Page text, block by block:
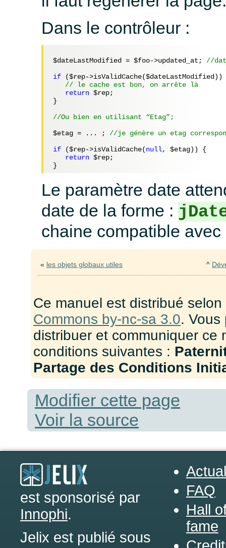
Dans le contrôleur :
$dateLastModified = $foo->updated_at; //
if ($rep->isValidCache($dateLastModified ))
// le cache est bon, on arrête là
return $rep;
}
//Ou bien en utilisant “Etag”;
$etag = ... ; //je génère un etag
if ($rep->isValidCache(null, $etag)) {
return $rep;
Le paramètre date
date de la forme :
chaine compatible
« les objets globaux utiles ^
Ce manuel est distribué
Commons by-nc-sa 3.0. Vous
distribuer et communiquer ce
conditions suivantes :
Partage des Conditions
Modifier cette page
Voir la source
est sponsorisé par
Innophi.
Jelix est publié sous
FAQ
Hall
fame